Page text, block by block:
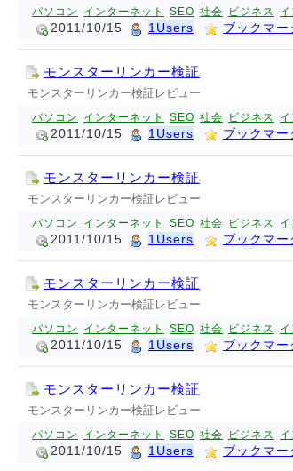
パソコン インターネット SEO 社会 ビジネス
2011/10/15 1Users ブックマー
モンスターリンカー検証
モンスターリンカー検証レビュー
パソコン インターネット SEO 社会 ビジネス
2011/10/15 1Users ブックマー
モンスターリンカー検証
モンスターリンカー検証レビュー
パソコン インターネット SEO 社会 ビジネス
2011/10/15 1Users ブックマー
モンスターリンカー検証
モンスターリンカー検証レビュー
パソコン インターネット SEO 社会 ビジネス
2011/10/15 1Users ブックマー
モンスターリンカー検証
モンスターリンカー検証レビュー
パソコン インターネット SEO 社会 ビジネス
2011/10/15 1Users ブックマー